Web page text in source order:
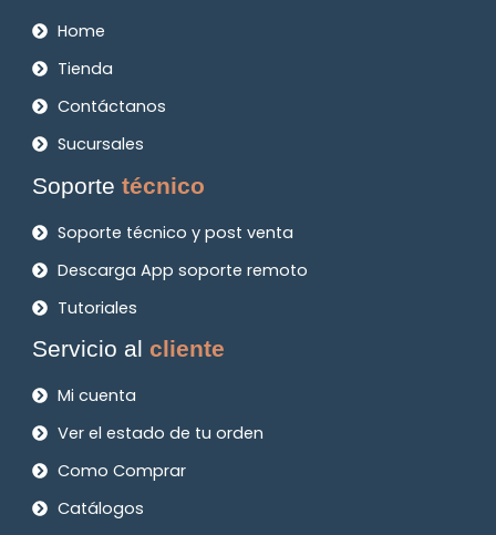
Home
Tienda
Contáctanos
Sucursales
Soportetécnico
Soporte técnico y post venta
Descarga App soporte remoto
Tutoriales
Servicio alcliente
Mi cuenta
Ver el estado de tu orden
Como Comprar
Catálogos